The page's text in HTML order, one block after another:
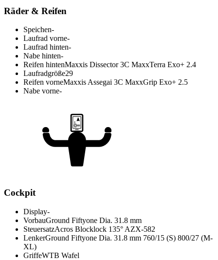
Räder & Reifen
Speichen-
Laufrad vorne-
Laufrad hinten-
Nabe hinten-
Reifen hintenMaxxis Dissector 3C MaxxTerra Exo+ 2.4
Laufradgröße29
Reifen vorneMaxxis Assegai 3C MaxxGrip Exo+ 2.5
Nabe vorne-
Cockpit
Display-
VorbauGround Fiftyone Dia. 31.8 mm
SteuersatzAcros Blocklock 135° AZX-582
LenkerGround Fiftyone Dia. 31.8 mm 760/15 (S) 800/27 (M-
XL)
GriffeWTB Wafel